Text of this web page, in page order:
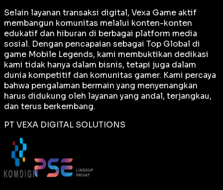
Selain layanan transaksi digital, Vexa Game aktif
membangun komunitas melalui konten-konten
edukatif dan hiburan di berbagai platform media
sosial. Dengan pencapaian sebagai Top Global di
game Mobile Legends, kami membuktikan dedikasi
kami tidak hanya dalam bisnis, tetapi juga dalam
dunia kompetitif dan komunitas gamer. Kami percaya
bahwa pengalaman bermain yang menyenangkan
harus didukung oleh layanan yang andal, terjangkau,
dan terus berkembang.
PT VEXA DIGITAL SOLUTIONS